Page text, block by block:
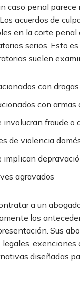
caso penal parece
acuerdos de
en la corte penal
serios. Esto es
suelen
con drogas
con armas
involucran fraude o
de violencia
implican
agravados
a un
los
Sus
exenciones
diseñadas